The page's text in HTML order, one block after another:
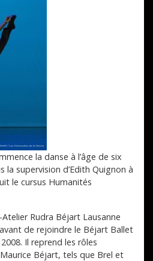
la danse à l’âge de six
la supervision d’Edith Quignon à
le cursus Humanités
Atelier Rudra Béjart Lausanne
de rejoindre le Béjart Ballet
Il reprend les rôles
Béjart, tels que Brel et